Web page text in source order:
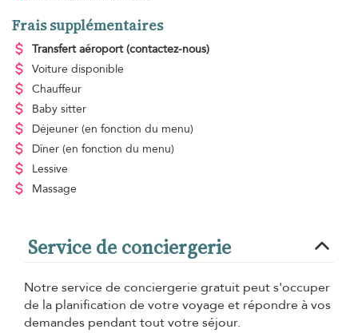
Frais supplémentaires
Transfert aéroport (contactez-nous)
Voiture disponible
Chauffeur
Baby sitter
Déjeuner (en fonction du menu)
Dîner (en fonction du menu)
Lessive
Massage
Service de conciergerie
Notre service de conciergerie gratuit peut s'occuper
de la planification de votre voyage et répondre à vos
demandes pendant tout votre séjour.